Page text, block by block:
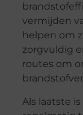
vermijden
helpen om
zorgvuldig
routes om
Als laatste